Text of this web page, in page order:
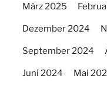
März 2025
Dezember 2024
September 2024
Juni 2024 Mai